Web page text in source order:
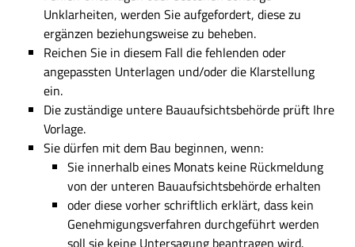
Unklarheiten, werden Sie aufgefordert, diese zu
ergänzen beziehungsweise zu beheben.
Reichen Sie in diesem Fall die fehlenden oder
angepassten Unterlagen und/oder die Klarstellung
ein.
Die zuständige untere Bauaufsichtsbehörde prüft Ihre
Vorlage.
Sie dürfen mit dem Bau beginnen, wenn:
Sie innerhalb eines Monats keine Rückmeldung
von der unteren Bauaufsichtsbehörde erhalten
oder diese vorher schriftlich erklärt, dass kein
Genehmigungsverfahren durchgeführt werden
soll sie keine Untersagung beantragen wird.